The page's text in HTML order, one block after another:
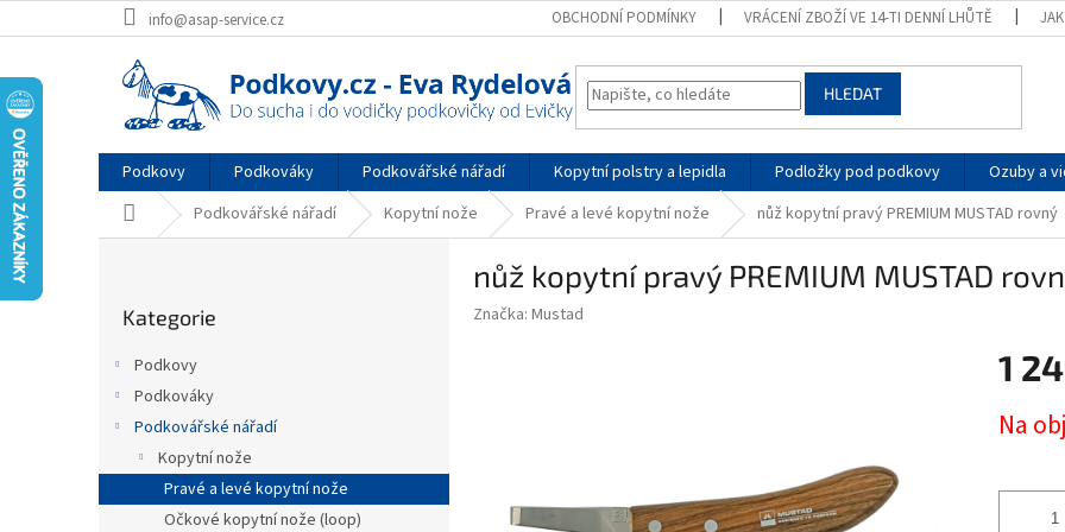
na
info@asap-service.cz OBCHODNÍ PODMÍNKY VRÁCENÍ ZBOŽÍ VE 14-TI DENNÍ LHŮTĚ
HLEDAT
Podkovy Podkováky Podkovářské nářadí Kopytní polstry a lepidla Podložky pod podkovy Ozuby a
Domů Podkovářské nářadí Kopytní nože Pravé a levé kopytní nože nůž kopytní pravý PREMIUM MUSTAD rovný
a
kategorie
Kategorie
Podkovy
Podkováky
Podkovářské nářadí
Kopytní nože
Pravé a levé kopytní nože
Očkové kopytní nože (loop)
nůž kopytní pravý PREMIUM MUSTAD
Značka: Mustad
1
cena:
Na